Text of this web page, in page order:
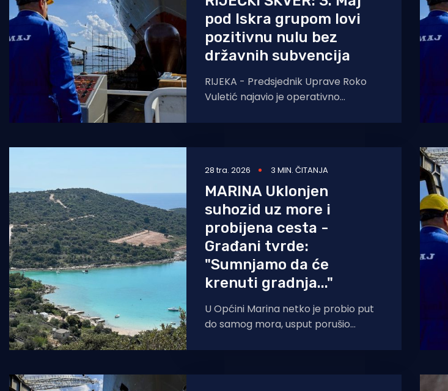
Ekologija
Tradicija i kultura
pod Iskra grupom lovi
pozitivnu nulu bez
državnih subvencija
RIJEKA - Predsjednik Uprave Roko
Vuletić najavio je operativno
troškova i borbu za nove ugovore.
28 tra. 2026 3 MIN. ČITANJA
MARINA Uklonjen
suhozid uz more i
probijena cesta -
Građani tvrde:
"Sumnjamo da će
krenuti gradnja..."
U Općini Marina netko je probio put
do samog mora, usput porušio
malo "